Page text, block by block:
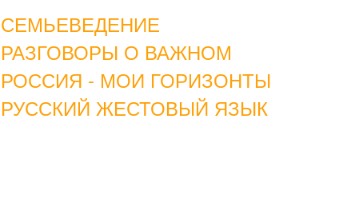
СЕМЬЕВЕДЕНИЕ
РАЗГОВОРЫ О ВАЖНОМ
РОССИЯ - МОИ ГОРИЗОНТЫ
РУССКИЙ ЖЕСТОВЫЙ ЯЗЫК